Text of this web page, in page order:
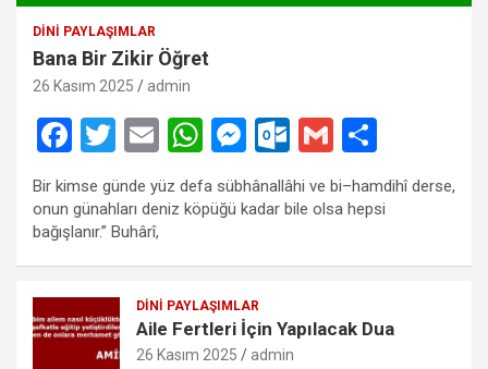
DINI PAYLAŞIMLAR
Bana Bir Zikir Öğret
26 Kasım 2025 admin
F
ce
b
o
o
k
T
wi
tt
er
E
m
ail
W
h
at
A
p
p
M
es
se
g
er
O
ut
lo
k.
o
G
m
ail
h
ar
Bir kimse günde yüz defa sübhânallâhi ve bi–hamdihî derse,
onun günahları deniz köpüğü kadar bile olsa hepsi
bağışlanır.” Buhârî,
DINI PAYLAŞIMLAR
Aile Fertleri İçin Yapılacak Dua
26 Kasım 2025 admin